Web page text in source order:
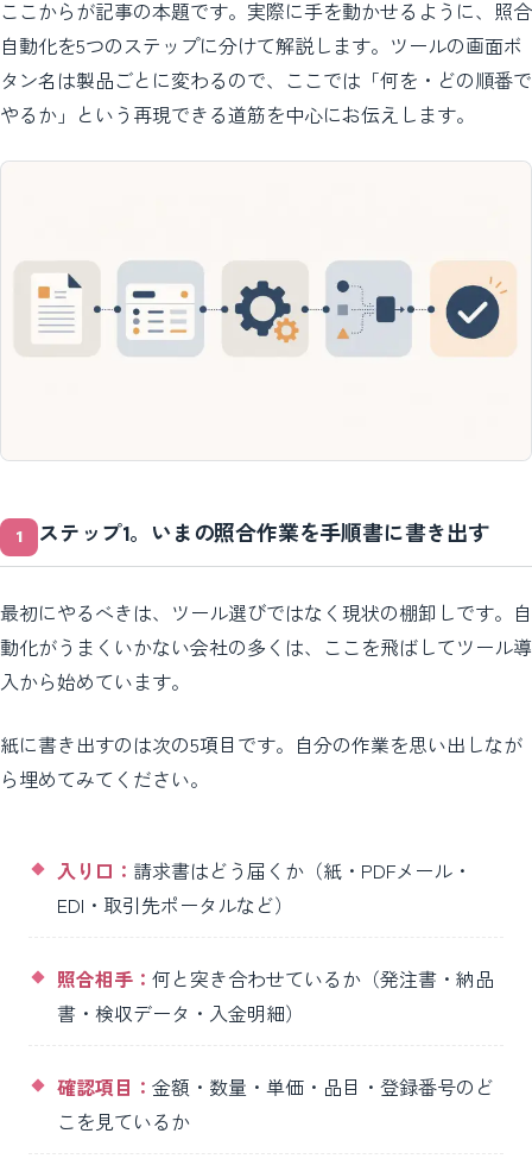
ここからが記事の本題です。実際に手を動かせるように、照合
自動化を5つのステップに分けて解説します。ツールの画面ボ
タン名は製品ごとに変わるので、ここでは「何を・どの順番で
やるか」という再現できる道筋を中心にお伝えします。
ステップ1。いまの照合作業を手順書に書き出す
最初にやるべきは、ツール選びではなく現状の棚卸しです。自
動化がうまくいかない会社の多くは、ここを飛ばしてツール導
入から始めています。
紙に書き出すのは次の5項目です。自分の作業を思い出しなが
ら埋めてみてください。
入り口： 請求書はどう届くか（紙・PDFメール・
EDI・取引先ポータルなど）
照合相手： 何と突き合わせているか（発注書・納品
書・検収データ・入金明細）
確認項目： 金額・数量・単価・品目・登録番号のど
こを見ているか